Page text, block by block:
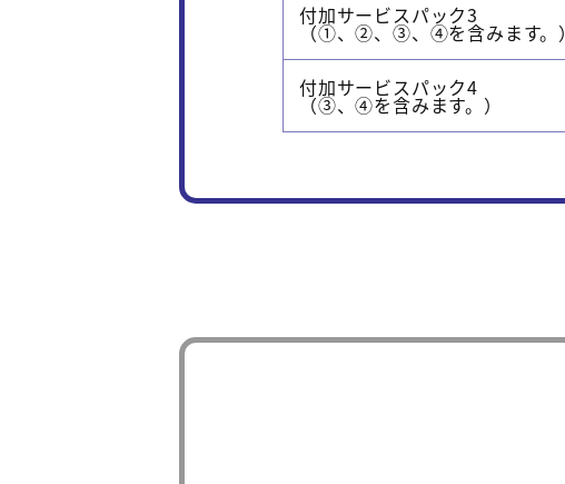
付加サービスパック3
（①、②、③、④を含みます。）
付加サービスパック4
（③、④を含みます。）